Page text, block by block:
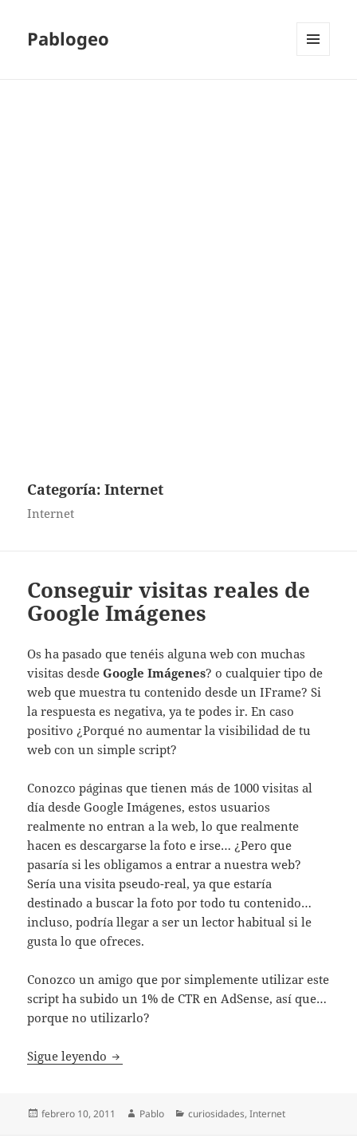
Pablogeo
Categoría:Internet
Internet
Conseguir visitas reales de
Google Imágenes
Os ha pasado que tenéis alguna web con muchas
visitas desdeGoogle Imágenes? o cualquier tipo de
web que muestra tu contenido desde un IFrame? Si
la respuesta es negativa, ya te podes ir. En caso
positivo ¿Porqué no aumentar la visibilidad de tu
web con un simple script?
Conozco páginas que tienen más de 1000 visitas al
día desde Google Imágenes, estos usuarios
realmente no entran a la web, lo que realmente
hacen es descargarse la foto e irse… ¿Pero que
pasaría si les obligamos a entrar a nuestra web?
Sería una visita pseudo-real, ya que estaría
destinado a buscar la foto por todo tu contenido…
incluso, podría llegar a ser un lector habitual si le
gusta lo que ofreces.
Conozco un amigo que por simplemente utilizar este
script ha subido un 1% de CTR en AdSense, así que…
porque no utilizarlo?
Sigue leyendo Conseguir visitas reales de Google
Publicado
febrero 10, 2011 Autor
Pablo Categorías
curiosidades,Internet